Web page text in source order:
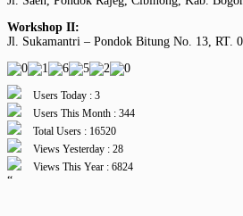
Workshop II:
Jl. Sukamantri – Pondok Bitung No. 13, RT.
Users Today : 3
Users This Month : 344
Total Users : 16520
Views Yesterday : 28
Views This Year : 6824
“